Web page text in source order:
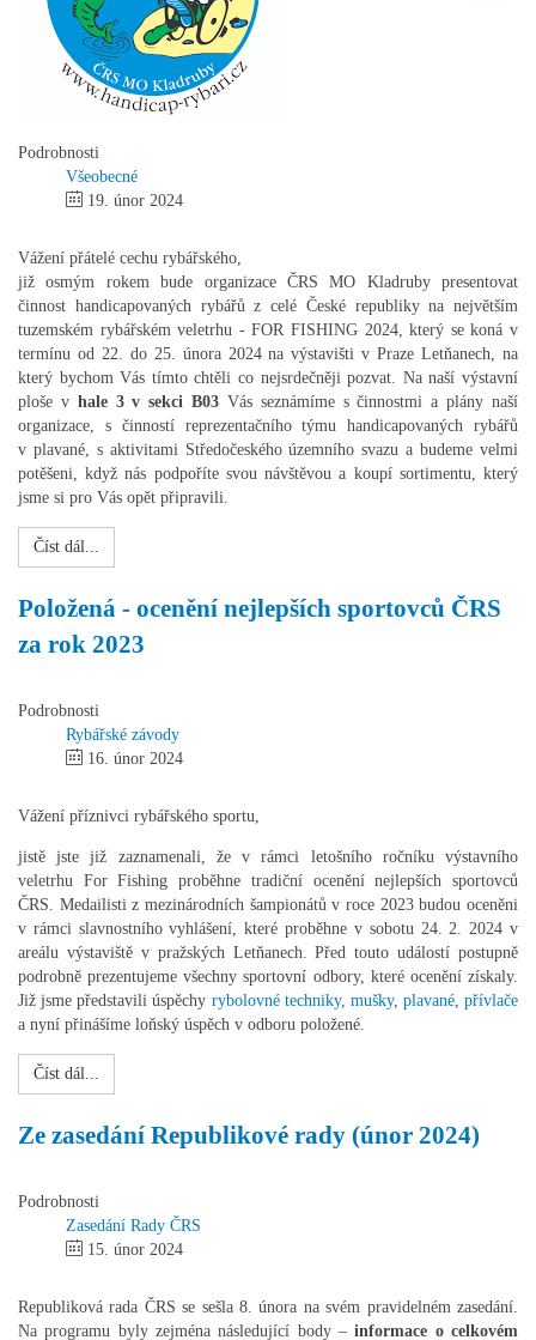
Podrobnosti
Všeobecné
19. únor 2024
Vážení přátelé cechu rybářského,
již osmým rokem bude organizace ČRS MO Kladruby presentovat
činnost handicapovaných rybářů z celé České republiky na největším
tuzemském rybářském veletrhu - FOR FISHING 2024, který se koná v
termínu od 22. do 25. února 2024 na výstavišti v Praze Letňanech, na
který bychom Vás tímto chtěli co nejsrdečněji pozvat. Na naší výstavní
ploše vhale 3 v sekci B03 Vás seznámíme s činnostmi a plány naší
organizace, s činností reprezentačního týmu handicapovaných rybářů
v plavané, s aktivitami Středočeského územního svazu a budeme velmi
potěšeni, když nás podpoříte svou návštěvou a koupí sortimentu, který
jsme si pro Vás opět připravili.
Číst dál...
Položená - ocenění nejlepších sportovců ČRS
za rok 2023
Podrobnosti
Rybářské závody
16. únor 2024
Vážení příznivci rybářského sportu,
jistě jste již zaznamenali, že v rámci letošního ročníku výstavního
veletrhu For Fishing proběhne tradiční ocenění nejlepších sportovců
ČRS. Medailisti z mezinárodních šampionátů v roce 2023 budou oceněni
v rámci slavnostního vyhlášení, které proběhne v sobotu 24. 2. 2024 v
areálu výstaviště v pražských Letňanech. Před touto událostí postupně
podrobně prezentujeme všechny sportovní odbory, které ocenění získaly.
Již jsme představili úspěchy rybolovné techniky, mušky, plavané, přívlače
a nyní přinášíme loňský úspěch v odboru položené.
Číst dál...
Ze zasedání Republikové rady (únor 2024)
Podrobnosti
Zasedání Rady ČRS
15. únor 2024
Republiková rada ČRS se sešla 8. února na svém pravidelném zasedání.
Na programu byly zejména následující body – informace o celkovém